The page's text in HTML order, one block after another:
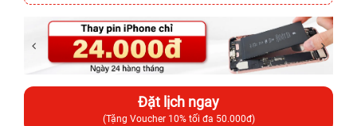
Đặt lịch ngay
(Tặng Voucher 10% tối đa 50.000đ)